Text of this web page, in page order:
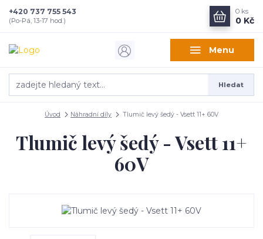
Menu
Hledat
+420 737 755 543
(Po-Pá, 13-17 hod.)
0 ks
0 Kč
Úvod Náhradní díly Tlumič levý šedý - Vsett 11+ 60V
Tlumič levý šedý - Vsett 11+
60V